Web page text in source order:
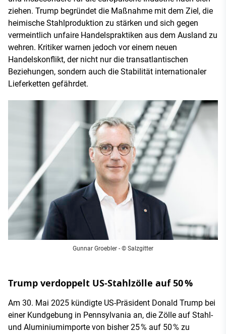
ziehen. Trump begründet die Maßnahme mit dem Ziel, die
heimische Stahlproduktion zu stärken und sich gegen
vermeintlich unfaire Handelspraktiken aus dem Ausland zu
wehren. Kritiker warnen jedoch vor einem neuen
Handelskonflikt, der nicht nur die transatlantischen
Beziehungen, sondern auch die Stabilität internationaler
Lieferketten gefährdet.
Gunnar Groebler - © Salzgitter
Trump verdoppelt US-Stahlzölle auf 50 %
Am 30. Mai 2025 kündigte US-Präsident Donald Trump bei
einer Kundgebung in Pennsylvania an, die Zölle auf Stahl-
und Aluminiumimporte von bisher 25 % auf 50 % zu